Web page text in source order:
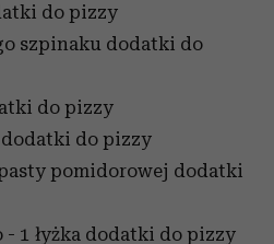
do pizzy
szpinaku dodatki do
do pizzy
dodatki do pizzy
pomidorowej dodatki
1 łyżka dodatki do pizzy